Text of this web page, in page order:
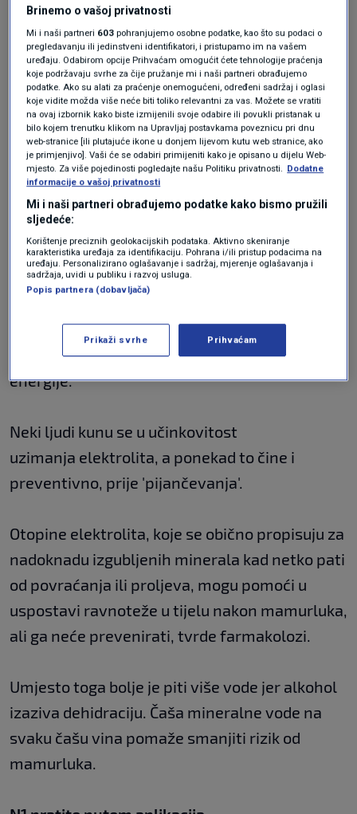
I dok stručnjaci američke klinike Mayo kažu da
je "vrijeme jedini siguran lijek za mamurluk",
ipak postoji nekoliko stvari koje možete učiniti
da biste se osjećali bolje.
Možete, primjerice uzeti tablete protiv bolova
s drugim aktivnim sastojkom, poput
ibuprofena.
Izgubljene minerale pokušajte nadoknaditi
bananama, mineralnom vodom ili voćnim
ugljikohidratima poput pereca, tosta ili
krekera, pomoći će vam da nadoknadite dio
energije.
Neki ljudi kunu se u učinkovitost
uzimanja elektrolita, a ponekad to čine i
preventivno, prije 'pijančevanja'.
Otopine elektrolita, koje se obično propisuju za
nadoknadu izgubljenih minerala kad netko pati
od povraćanja ili proljeva, mogu pomoći u
uspostavi ravnoteže u tijelu nakon mamurluka,
ali ga neće prevenirati, tvrde farmakolozi.
Umjesto toga bolje je piti više vode jer alkohol
izaziva dehidraciju. Čaša mineralne vode na
svaku čašu vina pomaže smanjiti rizik od
mamurluka.
Brinemo o vašoj privatnosti
Mi i naši partneri 603 pohranjujemo osobne podatke, kao što su podaci o
pregledavanju ili jedinstveni identifikatori, i pristupamo im na vašem
uređaju. Odabirom opcije Prihvaćam omogućit ćete tehnologije praćenja
koje podržavaju svrhe za čije pružanje mi i naši partneri obrađujemo
podatke. Ako su alati za praćenje onemogućeni, određeni sadržaj i oglasi
koje vidite možda više neće biti toliko relevantni za vas. Možete se vratiti
na ovaj izbornik kako biste izmijenili svoje odabire ili povukli pristanak u
bilo kojem trenutku klikom na Upravljaj postavkama poveznicu pri dnu
web-stranice [ili plutajuće ikone u donjem lijevom kutu web stranice, ako
je primjenjivo]. Vaši će se odabiri primijeniti kako je opisano u dijelu Web-
mjesto. Za više pojedinosti pogledajte našu Politiku privatnosti. Dodatne
informacije o vašoj privatnosti
Mi i naši partneri obrađujemo podatke kako bismo pružili
sljedeće:
Korištenje preciznih geolokacijskih podataka. Aktivno skeniranje
karakteristika uređaja za identifikaciju. Pohrana i/ili pristup podacima na
uređaju. Personalizirano oglašavanje i sadržaj, mjerenje oglašavanja i
sadržaja, uvidi u publiku i razvoj usluga.
Popis partnera (dobavljača)
Prikaži svrhe Prihvaćam